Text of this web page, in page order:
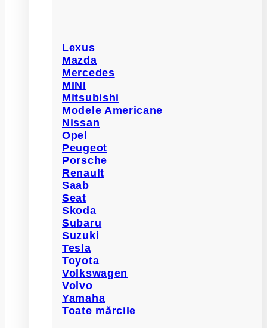
Lexus
Mazda
Mercedes
MINI
Mitsubishi
Modele Americane
Nissan
Opel
Peugeot
Porsche
Renault
Saab
Seat
Skoda
Subaru
Suzuki
Tesla
Toyota
Volkswagen
Volvo
Yamaha
Toate mărcile